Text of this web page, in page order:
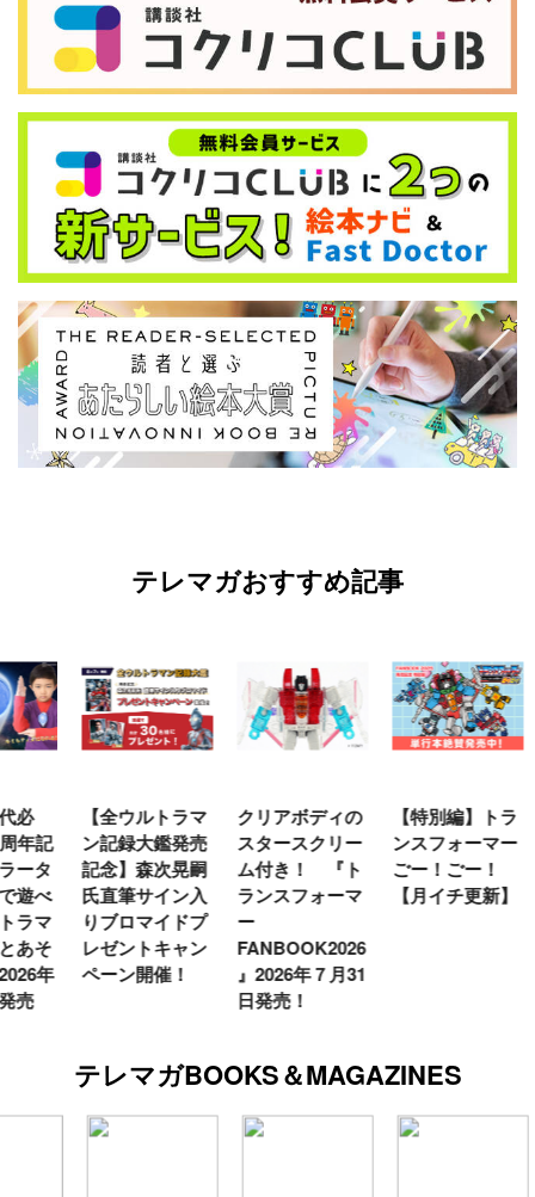
テレマガおすすめ記事
【全ウルトラマ
ン記録大鑑発売
記念】森次晃嗣
氏直筆サイン入
りブロマイドプ
レゼントキャン
ペーン開催！
クリアボディの
スタースクリー
ム付き！ 『ト
ランスフォーマ
ー
FANBOOK2026
』2026年７月31
日発売！
【特別編】トラ
ンスフォーマー
ごー！ごー！
【月イチ更新】
【
♡
テレマガBOOKS＆MAGAZINES